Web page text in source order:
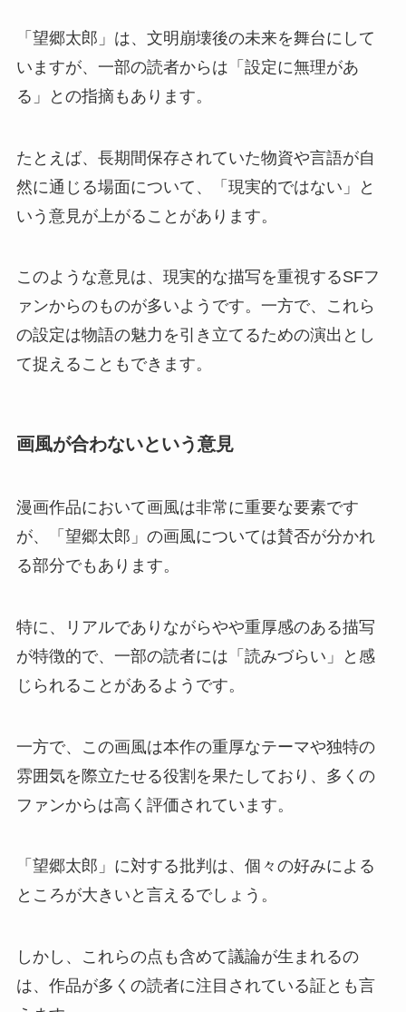
「望郷太郎」は、文明崩壊後の未来を舞台にして
いますが、一部の読者からは「設定に無理があ
る」との指摘もあります。
たとえば、長期間保存されていた物資や言語が自
然に通じる場面について、「現実的ではない」と
いう意見が上がることがあります。
このような意見は、現実的な描写を重視するSFフ
ァンからのものが多いようです。一方で、これら
の設定は物語の魅力を引き立てるための演出とし
て捉えることもできます。
画風が合わないという意見
漫画作品において画風は非常に重要な要素です
が、「望郷太郎」の画風については賛否が分かれ
る部分でもあります。
特に、リアルでありながらやや重厚感のある描写
が特徴的で、一部の読者には「読みづらい」と感
じられることがあるようです。
一方で、この画風は本作の重厚なテーマや独特の
雰囲気を際立たせる役割を果たしており、多くの
ファンからは高く評価されています。
「望郷太郎」に対する批判は、個々の好みによる
ところが大きいと言えるでしょう。
しかし、これらの点も含めて議論が生まれるの
は、作品が多くの読者に注目されている証とも言